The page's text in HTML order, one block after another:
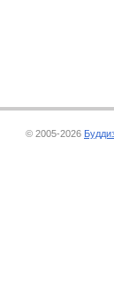
© 2005-2026